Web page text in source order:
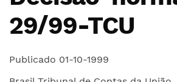
29/99-TCU
Publicado 01-10-1999